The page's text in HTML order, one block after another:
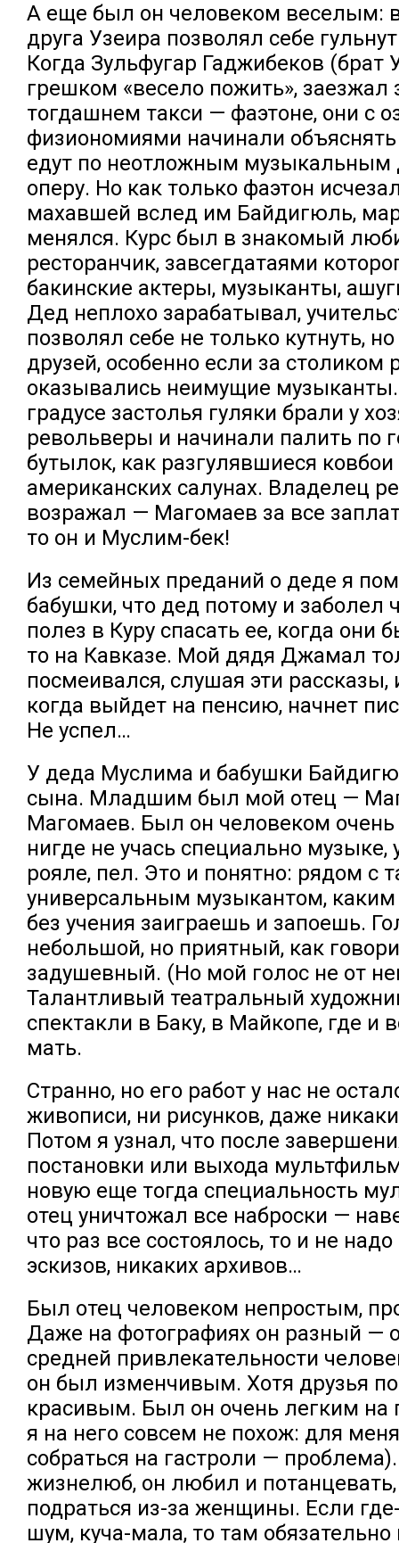
А еще был он человеком веселым:
друга Узеира позволял себе
Когда Зульфугар Гаджибеков (брат
грешком «весело пожить», заезжал
тогдашнем такси — фаэтоне, они с
физиономиями начинали объяснять
едут по неотложным музыкальным
оперу. Но как только фаэтон
махавшей вслед им Байдигюль,
менялся. Курс был в знакомый
ресторанчик, завсегдатаями
бакинские актеры, музыканты,
Дед неплохо зарабатывал,
позволял себе не только кутнуть,
друзей, особенно если за столиком
оказывались неимущие
градусе застолья гуляки брали у
револьверы и начинали палить по
бутылок, как разгулявшиеся
американских салунах. Владелец
возражал — Магомаев за все
то он и Муслим-бек!
Из семейных преданий о деде я
бабушки, что дед потому и заболел
полез в Куру спасать ее, когда они
то на Кавказе. Мой дядя Джамал
посмеивался, слушая эти рассказы,
когда выйдет на пенсию, начнет
Не успел…
У деда Муслима и бабушки
сына. Младшим был мой отец —
Магомаев. Был он человеком
нигде не учась специально музыке,
рояле, пел. Это и понятно: рядом с
универсальным музыкантом,
без учения заиграешь и запоешь.
небольшой, но приятный, как
задушевный. (Но мой голос не от
Талантливый театральный
спектакли в Баку, в Майкопе, где и
мать.
Странно, но его работ у нас не
живописи, ни рисунков, даже
Потом я узнал, что после
постановки или выхода
новую еще тогда специальность
отец уничтожал все наброски —
что раз все состоялось, то и не
эскизов, никаких архивов…
Был отец человеком непростым,
Даже на фотографиях он разный —
средней привлекательности
он был изменчивым. Хотя друзья
красивым. Был он очень легким на
я на него совсем не похож: для
собраться на гастроли —
жизнелюб, он любил и
подраться из-за женщины. Если
шум, куча-мала, то там